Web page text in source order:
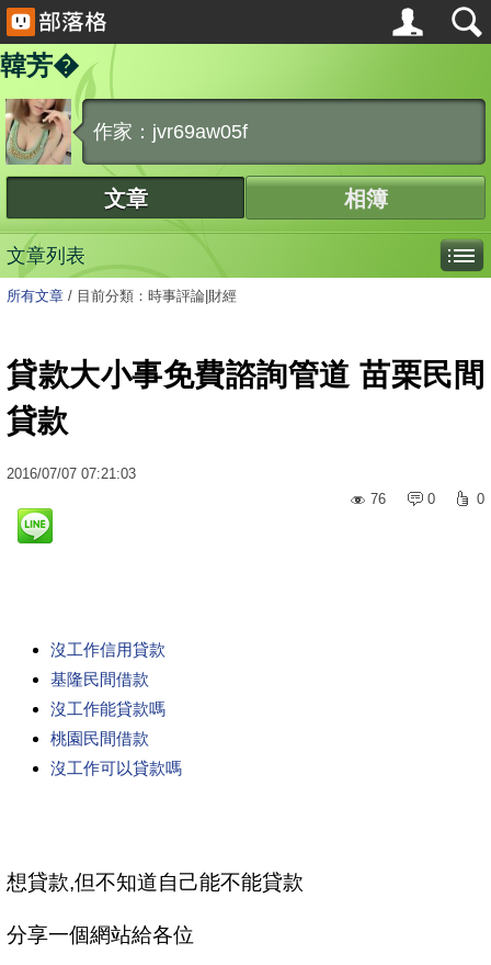
韓芳�
作家：jvr69aw05f
文章 相簿
文章列表
所有文章 / 目前分類：時事評論|財經
貸款大小事免費諮詢管道 苗栗民間
貸款
2016/07/07 07:21:03
76
0 0
沒工作信用貸款
基隆民間借款
沒工作能貸款嗎
桃園民間借款
沒工作可以貸款嗎
想貸款,但不知道自己能不能貸款
分享一個網站給各位